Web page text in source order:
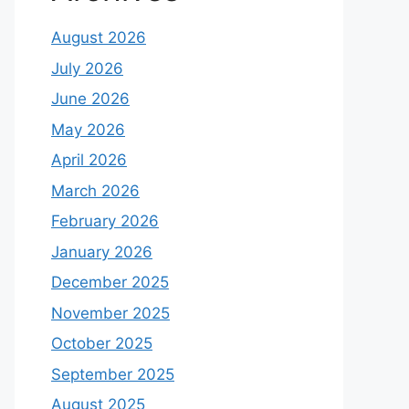
August 2026
July 2026
June 2026
May 2026
April 2026
March 2026
February 2026
January 2026
December 2025
November 2025
October 2025
September 2025
August 2025